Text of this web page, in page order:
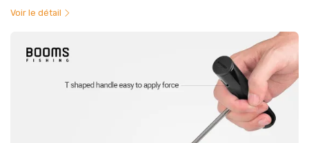
Voir le détail